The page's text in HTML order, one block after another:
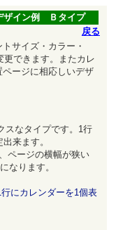
ザイン例 Ｂタイプ
戻る
サイズ・カラー・
更できます。またカレ
ージに相応しいデザ
スなタイプです。1行
来ます。
ページの横幅が狭い
なります。
にカレンダーを1個表